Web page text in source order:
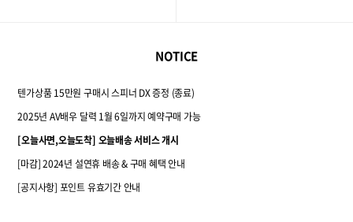
NOTICE
텐가상품 15만원 구매시 스피너 DX 증정 (종료)
2025년 AV배우 달력 1월 6일까지 예약구매 가능
[오늘사면,오늘도착] 오늘배송 서비스 개시
[마감] 2024년 설연휴 배송 & 구매 혜택 안내
[공지사항] 포인트 유효기간 안내